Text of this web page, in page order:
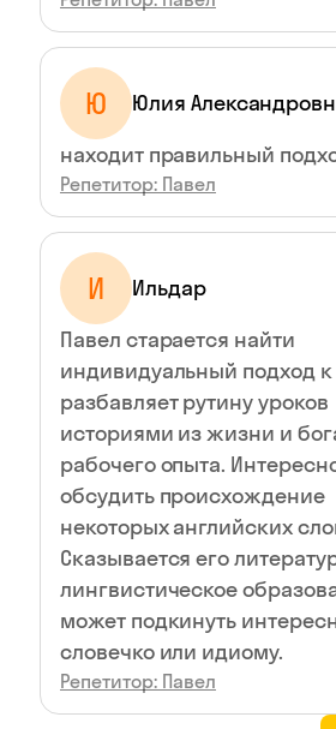
Ю Юлия
находит правильный
Репетитор: Павел
И Ильдар
Павел старается найти
индивидуальный подход к
разбавляет рутину уроков
историями из жизни и
рабочего опыта.
обсудить происхождение
некоторых английских
Сказывается его
лингвистическое
может подкинуть
словечко или идиому.
Репетитор: Павел